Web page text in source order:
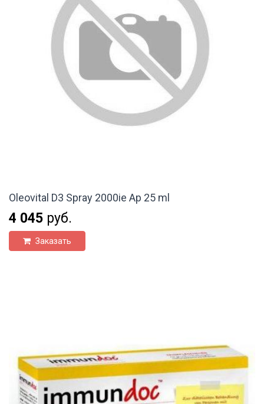
Oleovital D3 Spray 2000ie Ap 25 ml
4 045 руб.
Заказать